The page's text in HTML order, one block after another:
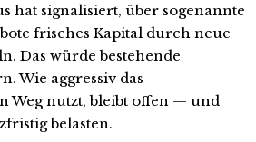
hat signalisiert, über sogenannte
frisches Kapital durch neue
Das würde bestehende
Wie aggressiv das
Weg nutzt, bleibt offen — und
belasten.